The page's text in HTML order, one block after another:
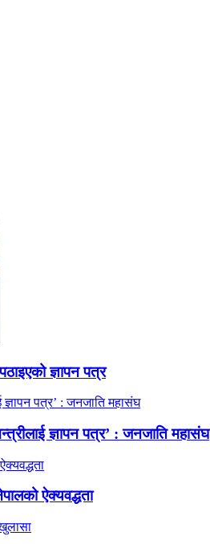
ज्ञापन पत्र
ज्ञापन पत्र’ : जनजाति महासंघ
ऐक्यवद्धता